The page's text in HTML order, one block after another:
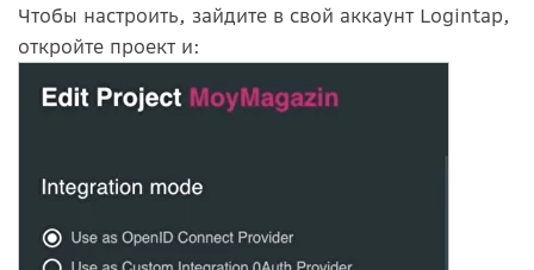
Чтобы настроить, зайдите в свой аккаунт Logintap,
откройте проект и: